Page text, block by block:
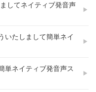
してネイティブ発音声
いたしまして簡単ネイ
単ネイティブ発音声ス